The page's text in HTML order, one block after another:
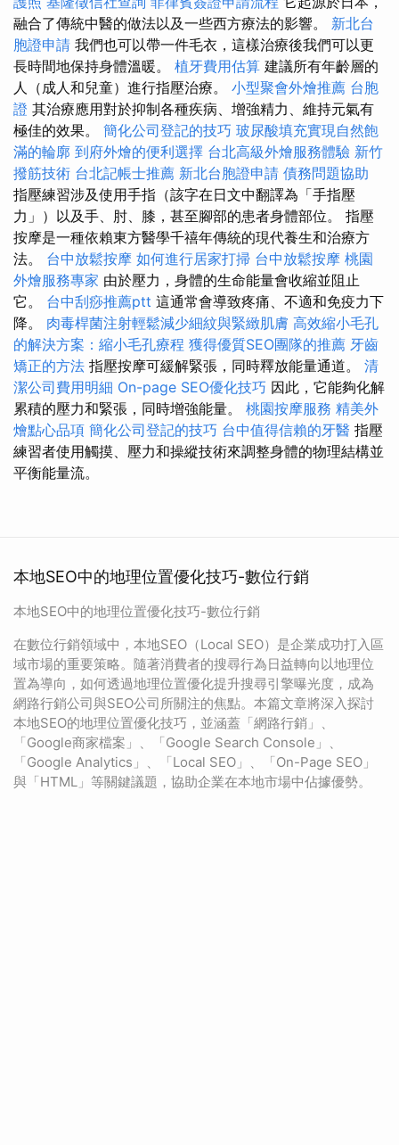
融合了傳統中醫的做法以及一些西方療法的影響。 新北台
胞證申請 我們也可以帶一件毛衣，這樣治療後我們可以更
長時間地保持身體溫暖。 植牙費用估算 建議所有年齡層的
人（成人和兒童）進行指壓治療。 小型聚會外燴推薦 台胞
證 其治療應用對於抑制各種疾病、增強精力、維持元氣有
極佳的效果。 簡化公司登記的技巧 玻尿酸填充實現自然飽
滿的輪廓 到府外燴的便利選擇 台北高級外燴服務體驗 新竹
撥筋技術 台北記帳士推薦 新北台胞證申請 債務問題協助
指壓練習涉及使用手指（該字在日文中翻譯為「手指壓
力」）以及手、肘、膝，甚至腳部的患者身體部位。 指壓
按摩是一種依賴東方醫學千禧年傳統的現代養生和治療方
法。 台中放鬆按摩 如何進行居家打掃 台中放鬆按摩 桃園
外燴服務專家 由於壓力，身體的生命能量會收縮並阻止
它。 台中刮痧推薦ptt 這通常會導致疼痛、不適和免疫力下
降。 肉毒桿菌注射輕鬆減少細紋與緊緻肌膚 高效縮小毛孔
的解決方案：縮小毛孔療程 獲得優質SEO團隊的推薦 牙齒
矯正的方法 指壓按摩可緩解緊張，同時釋放能量通道。 清
潔公司費用明細 On-page SEO優化技巧 因此，它能夠化解
累積的壓力和緊張，同時增強能量。 桃園按摩服務 精美外
燴點心品項 簡化公司登記的技巧 台中值得信賴的牙醫 指壓
練習者使用觸摸、壓力和操縱技術來調整身體的物理結構並
平衡能量流。
本地SEO中的地理位置優化技巧-數位行銷
本地SEO中的地理位置優化技巧-數位行銷
在數位行銷領域中，本地SEO（Local SEO）是企業成功打入區
域市場的重要策略。隨著消費者的搜尋行為日益轉向以地理位
置為導向，如何透過地理位置優化提升搜尋引擎曝光度，成為
網路行銷公司與SEO公司所關注的焦點。本篇文章將深入探討
本地SEO的地理位置優化技巧，並涵蓋「網路行銷」、
「Google商家檔案」、「Google Search Console」、
「Google Analytics」、「Local SEO」、「On-Page SEO」
與「HTML」等關鍵議題，協助企業在本地市場中佔據優勢。